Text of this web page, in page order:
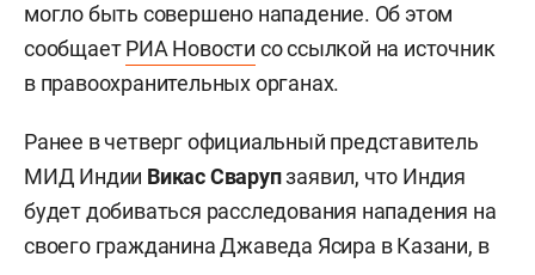
могло быть совершено нападение. Об этом
сообщаетРИА Новости со ссылкой на источник
в правоохранительных органах.
Ранее в четверг официальный представитель
МИД Индии Викас Сварупзаявил, что Индия
будет добиваться расследования нападения на
своего гражданина Джаведа Ясира в Казани, в